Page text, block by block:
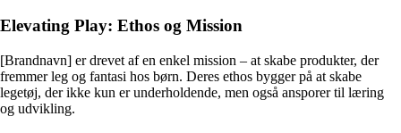
Elevating Play: Ethos og Mission
[Brandnavn] er drevet af en enkel mission – at skabe produkter, der
fremmer leg og fantasi hos børn. Deres ethos bygger på at skabe
legetøj, der ikke kun er underholdende, men også ansporer til læring
og udvikling.